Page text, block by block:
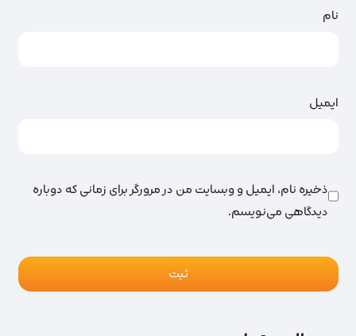
نام
ایمیل
ذخیره نام، ایمیل و وبسایت من در مرورگر برای زمانی که دوباره
دیدگاهی می‌نویسم.